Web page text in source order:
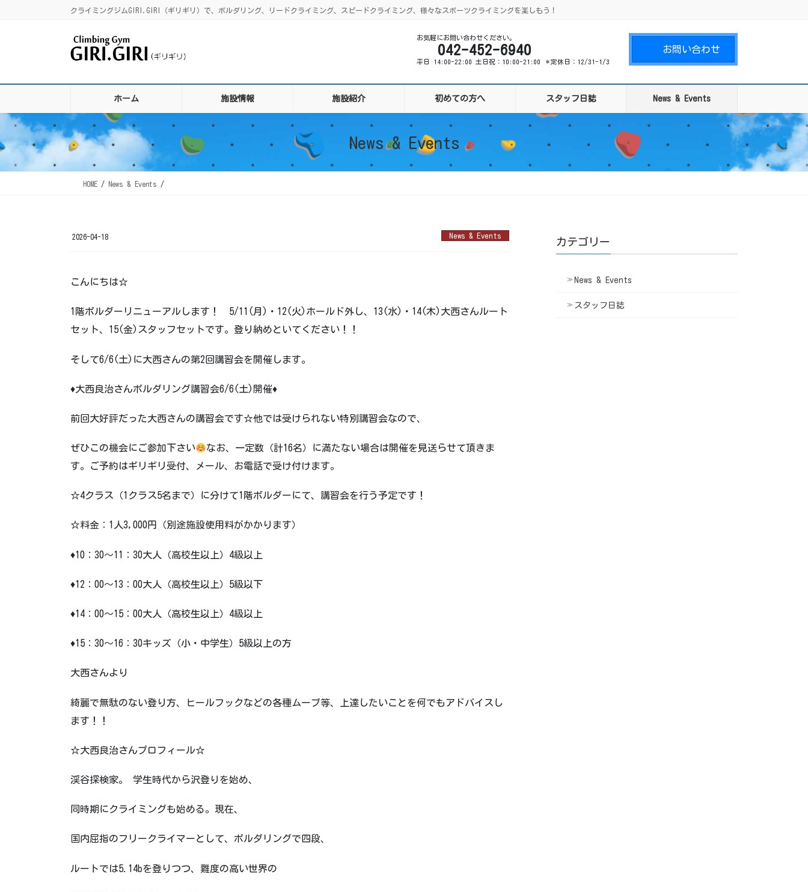
クライミングジムGIRI.GIRI（ギリギリ）で、ボルダリング、リードクライミング、スピードクライミング、様々なスポーツクライミングを楽しもう！
お気軽にお問い合わせください。
042-452-6940
平日 14:00-22:00 土日祝：10:00-21:00 ＊定休日：12/31-1/3
お問い合わせ
ホーム 施設情報 施設紹介 初めての方へ スタッフ日誌 News & Events
News & Events
HOME News & Events
2026-04-18 News & Events
こんにちは☆
1階ボルダーリニューアルします！ 5/11(月)・12(火)ホールド外し、13(水)・14(木)大西さんルート
セット、15(金)スタッフセットです。登り納めといてください！！
そして6/6(土)に大西さんの第2回講習会を開催します。
♦大西良治さんボルダリング講習会6/6(土)開催♦
前回大好評だった大西さんの講習会です☆他では受けられない特別講習会なので、
ぜひこの機会にご参加下さい
なお、一定数（計16名）に満たない場合は開催を見送らせて頂きま
す。ご予約はギリギリ受付、メール、お電話で受け付けます。
☆4クラス（1クラス5名まで）に分けて1階ボルダーにて、講習会を行う予定です！
☆料金：1人3,000円（別途施設使用料がかかります）
♦10：30～11：30大人（高校生以上）4級以上
♦12：00～13：00大人（高校生以上）5級以下
♦14：00～15：00大人（高校生以上）4級以上
♦15：30～16：30キッズ（小・中学生）5級以上の方
大西さんより
綺麗で無駄のない登り方、ヒールフックなどの各種ムーブ等、上達したいことを何でもアドバイスし
ます！！
☆大西良治さんプロフィール☆
渓谷探検家。 学生時代から沢登りを始め、
同時期にクライミングも始める。現在、
国内屈指のフリークライマーとして、ボルダリングで四段、
ルートでは5.14bを登りつつ、難度の高い世界の
カテゴリー
News & Events
スタッフ日誌